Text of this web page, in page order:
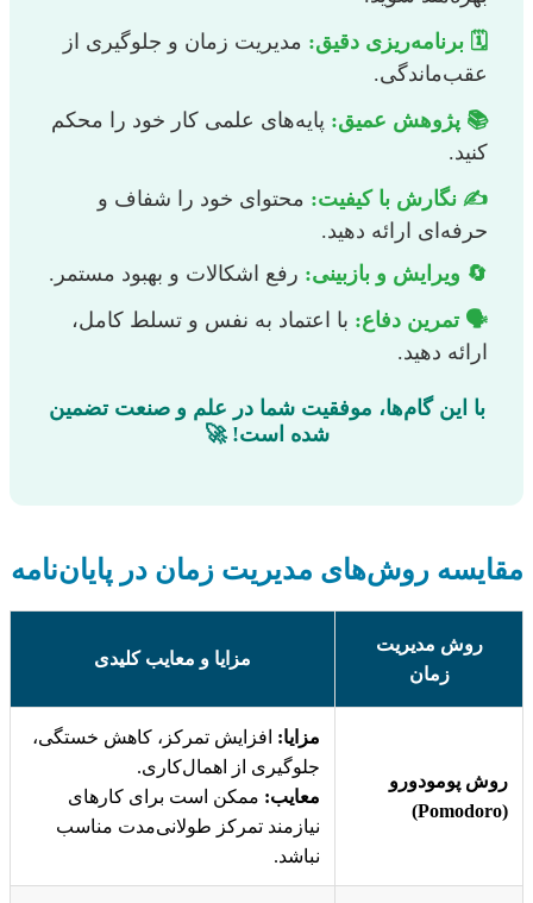
🗓️ برنامه‌ریزی دقیق: مدیریت زمان و جلوگیری از
عقب‌ماندگی.
📚 پژوهش عمیق: پایه‌های علمی کار خود را محکم
کنید.
✍️ نگارش با کیفیت: محتوای خود را شفاف و
حرفه‌ای ارائه دهید.
🔄 ویرایش و بازبینی: رفع اشکالات و بهبود مستمر.
🗣️ تمرین دفاع: با اعتماد به نفس و تسلط کامل،
ارائه دهید.
با این گام‌ها، موفقیت شما در علم و صنعت تضمین
شده است! 🚀
مقایسه روش‌های مدیریت زمان در پایان‌نامه
روش مدیریت
زمان
مزایا و معایب کلیدی
روش پومودورو
(Pomodoro)
مزایا: افزایش تمرکز، کاهش خستگی،
جلوگیری از اهمال‌کاری.
معایب: ممکن است برای کارهای
نیازمند تمرکز طولانی‌مدت مناسب
نباشد.